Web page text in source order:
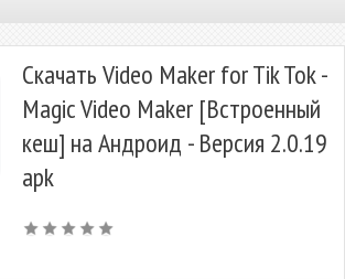
Скачать Video Maker for Tik Tok -
Magic Video Maker [Встроенный
кеш] на Андроид - Версия 2.0.19
apk